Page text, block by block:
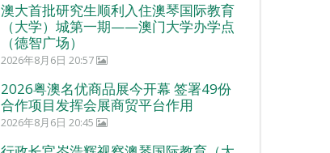
澳大首批研究生顺利入住澳琴国际教育
（大学）城第一期——澳门大学办学点
（德智广场）
2026年8月6日 20:57
2026粤澳名优商品展今开幕 签署49份
合作项目发挥会展商贸平台作用
2026年8月6日 20:45